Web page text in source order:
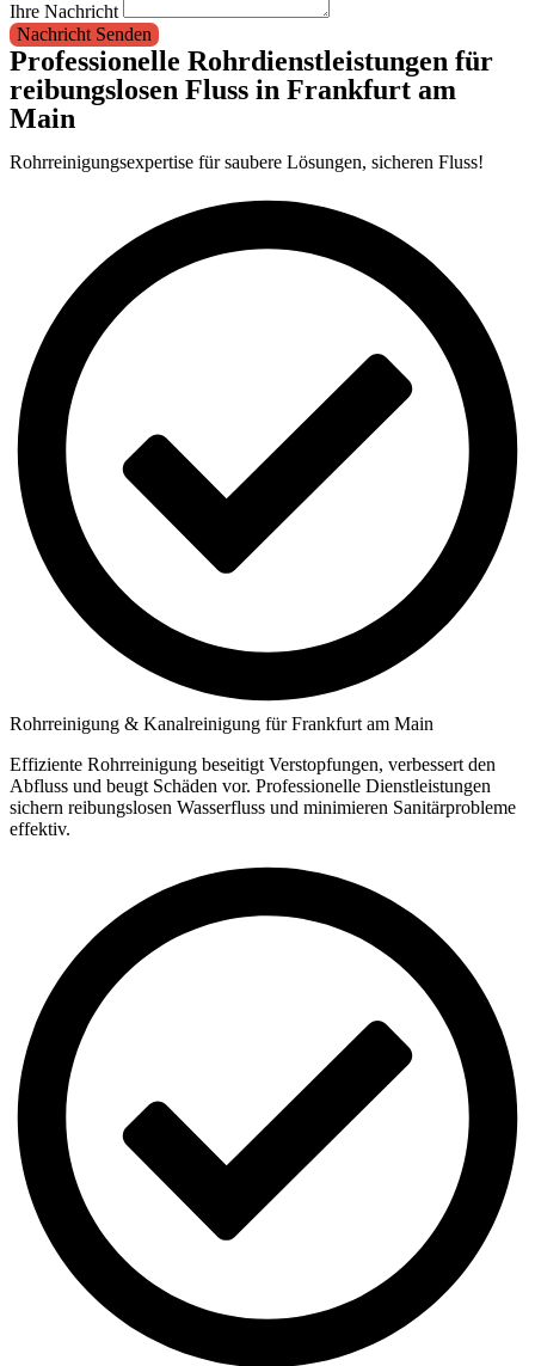
Ihre Nachricht
Nachricht Senden
Professionelle Rohrdienstleistungen für
reibungslosen Fluss in Frankfurt am
Main
Rohrreinigungsexpertise für saubere Lösungen, sicheren Fluss!
Rohrreinigung & Kanalreinigung für Frankfurt am Main
Effiziente Rohrreinigung beseitigt Verstopfungen, verbessert den
Abfluss und beugt Schäden vor. Professionelle Dienstleistungen
sichern reibungslosen Wasserfluss und minimieren Sanitärprobleme
effektiv.